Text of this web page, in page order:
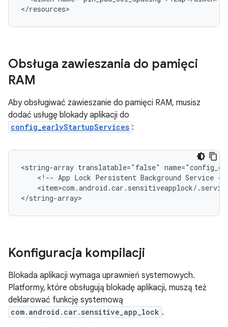
Obsługa zawieszania do pamięci
RAM
Aby obsługiwać zawieszanie do pamięci RAM, musisz
dodać usługę blokady aplikacji do
config_earlyStartupServices :
<string-array translatable="false"
<!-- App Lock Persistent Background Service
<item>com.android.car.sensitiveapplock/
Konfiguracja kompilacji
Blokada aplikacji wymaga uprawnień systemowych.
Platformy, które obsługują blokadę aplikacji, muszą też
deklarować funkcję systemową
com.android.car.sensitive_app_lock .